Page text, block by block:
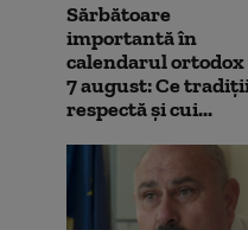
Sărbătoare
importantă în
calendarul ortodox
7 august: Ce
respectă și cui...